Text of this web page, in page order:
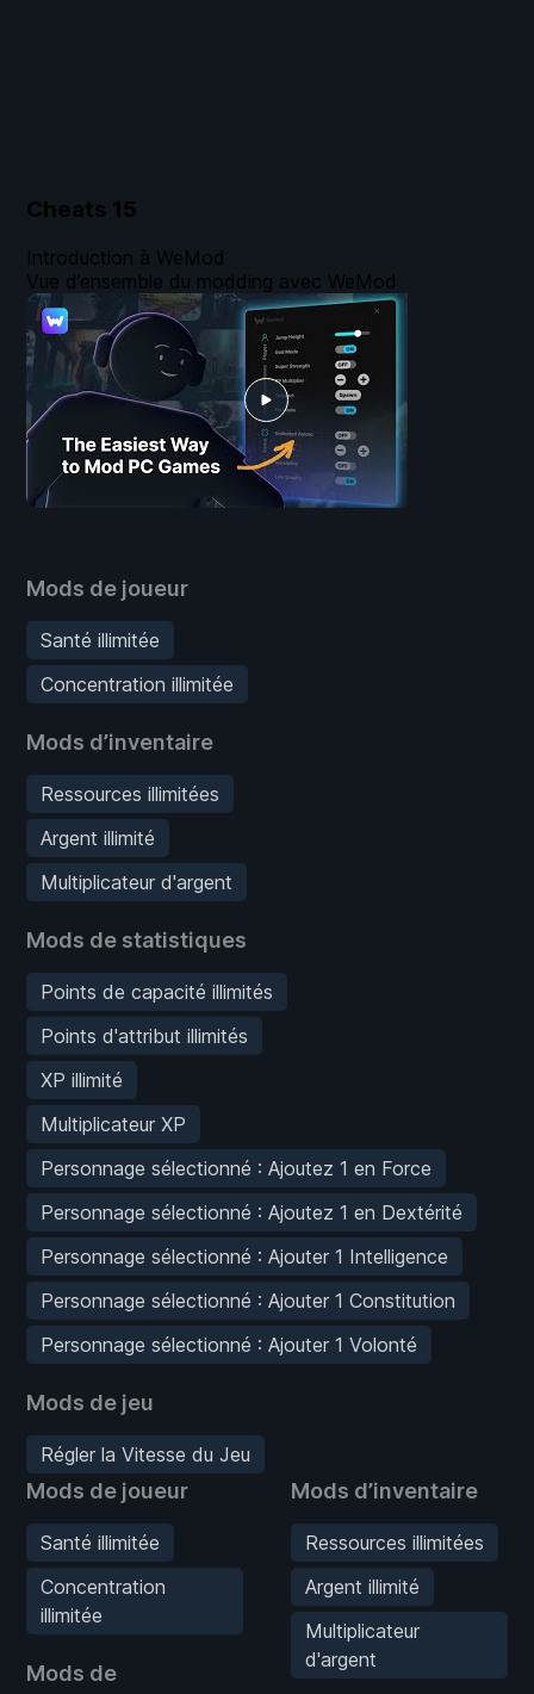
Cheats 15
Mods de joueur
Santé illimitée
Concentration illimitée
Mods d’inventaire
Ressources illimitées
Argent illimité
Multiplicateur d'argent
Mods de statistiques
Points de capacité illimités
Points d'attribut illimités
XP illimité
Multiplicateur XP
Personnage sélectionné : Ajoutez 1 en Force
Personnage sélectionné : Ajoutez 1 en Dextérité
Personnage sélectionné : Ajouter 1 Intelligence
Personnage sélectionné : Ajouter 1 Constitution
Personnage sélectionné : Ajouter 1 Volonté
Mods de jeu
Régler la Vitesse du Jeu
Mods de joueur
Santé illimitée
Concentration
illimitée
Mods de
Mods d’inventaire
Ressources illimitées
Argent illimité
Multiplicateur
d'argent
Introduction à WeMod
Vue d’ensemble du modding avec WeMod